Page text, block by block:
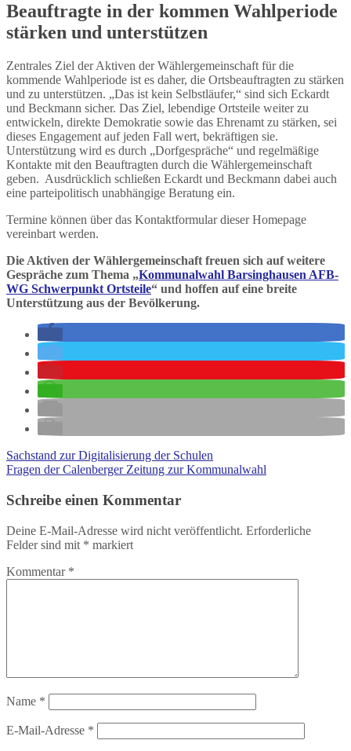
Beauftragte in der kommen Wahlperiode
stärken und unterstützen
Zentrales Ziel der Aktiven der Wählergemeinschaft für die
kommende Wahlperiode ist es daher, die Ortsbeauftragten zu stärken
und zu unterstützen. „Das ist kein Selbstläufer,“ sind sich Eckardt
und Beckmann sicher. Das Ziel, lebendige Ortsteile weiter zu
entwickeln, direkte Demokratie sowie das Ehrenamt zu stärken, sei
dieses Engagement auf jeden Fall wert, bekräftigen sie.
Unterstützung wird es durch „Dorfgespräche“ und regelmäßige
Kontakte mit den Beauftragten durch die Wählergemeinschaft
geben. Ausdrücklich schließen Eckardt und Beckmann dabei auch
eine parteipolitisch unabhängige Beratung ein.
Termine können über das Kontaktformular dieser Homepage
vereinbart werden.
Die Aktiven der Wählergemeinschaft freuen sich auf weitere
Gespräche zum Thema „Kommunalwahl Barsinghausen AFB-
WG Schwerpunkt Ortsteile“ und hoffen auf eine breite
Unterstützung aus der Bevölkerung.
Sachstand zur Digitalisierung der Schulen
Fragen der Calenberger Zeitung zur Kommunalwahl
Schreibe einen Kommentar
Deine E-Mail-Adresse wird nicht veröffentlicht. Erforderliche
Felder sind mit * markiert
Kommentar *
Name *
E-Mail-Adresse *